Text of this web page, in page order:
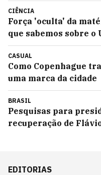
CIÊNCIA
Força 'oculta' da
que sabemos sobre o
CASUAL
Como Copenhague
uma marca da cidade
BRASIL
Pesquisas para
recuperação de
EDITORIAS